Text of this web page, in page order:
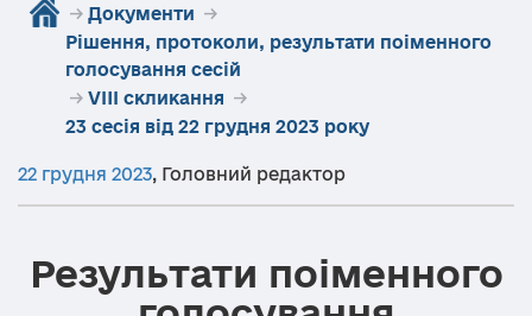
→ Документи →
Рішення, протоколи, результати поіменного
голосування сесій
→ VIII скликання →
23 сесія від 22 грудня 2023 року
22 грудня 2023, Головний редактор
Результати поіменного